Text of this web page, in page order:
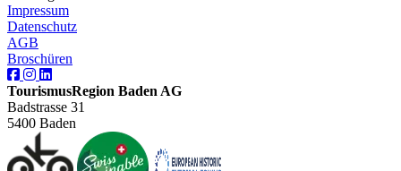
Impressum
Datenschutz
AGB
Broschüren
TourismusRegion Baden AG
Badstrasse 31
5400 Baden